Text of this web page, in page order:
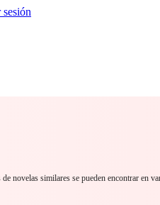
novelas similares se pueden encontrar en